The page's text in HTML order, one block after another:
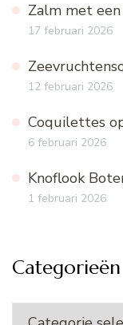
Zalm met
17 februari 2026
12 februari 2026
Coquilettes
6 februari 2026
Knoflook
1 februari 2026
Categorieën
Categorieën